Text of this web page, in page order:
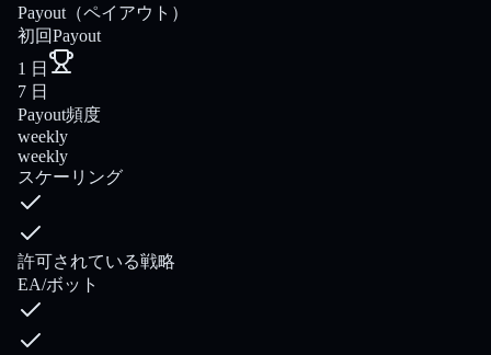
Payout（ペイアウト）
初回Payout
1 日
7 日
Payout頻度
weekly
weekly
スケーリング
許可されている戦略
EA/ボット